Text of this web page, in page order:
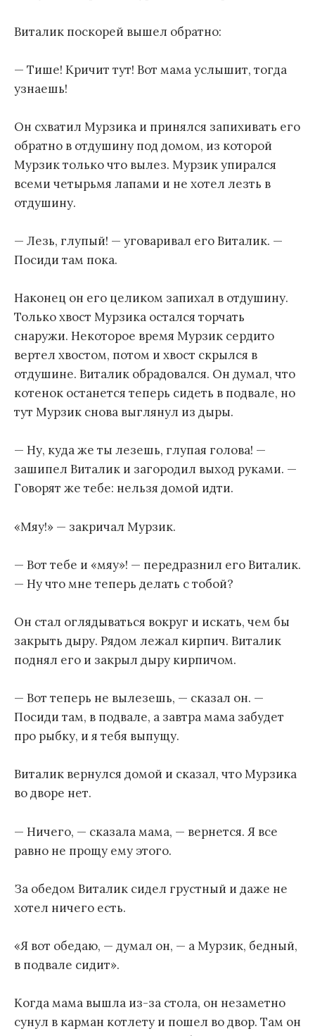
Виталик поскорей вышел обратно:
— Тише! Кричит тут! Вот мама услышит, тогда
узнаешь!
Он схватил Мурзика и принялся запихивать его
обратно в отдушину под домом, из которой
Мурзик только что вылез. Мурзик упирался
всеми четырьмя лапами и не хотел лезть в
отдушину.
— Лезь, глупый! — уговаривал его Виталик. —
Посиди там пока.
Наконец он его целиком запихал в отдушину.
Только хвост Мурзика остался торчать
снаружи. Некоторое время Мурзик сердито
вертел хвостом, потом и хвост скрылся в
отдушине. Виталик обрадовался. Он думал, что
котенок останется теперь сидеть в подвале, но
тут Мурзик снова выглянул из дыры.
— Ну, куда же ты лезешь, глупая голова! —
зашипел Виталик и загородил выход руками. —
Говорят же тебе: нельзя домой идти.
«Мяу!» — закричал Мурзик.
— Вот тебе и «мяу»! — передразнил его Виталик.
— Ну что мне теперь делать с тобой?
Он стал оглядываться вокруг и искать, чем бы
закрыть дыру. Рядом лежал кирпич. Виталик
поднял его и закрыл дыру кирпичом.
— Вот теперь не вылезешь, — сказал он. —
Посиди там, в подвале, а завтра мама забудет
про рыбку, и я тебя выпущу.
Виталик вернулся домой и сказал, что Мурзика
во дворе нет.
— Ничего, — сказала мама, — вернется. Я все
равно не прощу ему этого.
За обедом Виталик сидел грустный и даже не
хотел ничего есть.
«Я вот обедаю, — думал он, — а Мурзик, бедный,
в подвале сидит».
Когда мама вышла из-за стола, он незаметно
сунул в карман котлету и пошел во двор. Там он